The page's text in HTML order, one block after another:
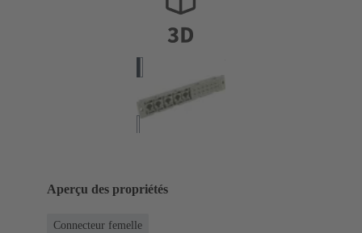
Aperçu des propriétés
Connecteur femelle